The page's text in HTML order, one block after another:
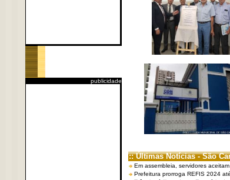
publicidade
:: Últimas Notícias - São
Em assembleia, servidores
Prefeitura prorroga REFIS 2024